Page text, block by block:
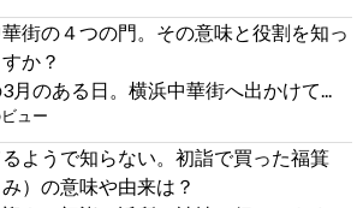
街の４つの門。その意味と役割を知っ
か？
月のある日。横浜中華街へ出かけて...
ュー
ようで知らない。初詣で買った福箕
み）の意味や由来は？